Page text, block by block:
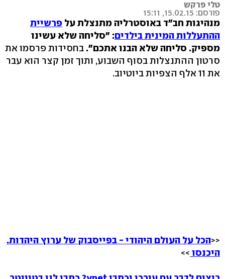
טלי פרקש
פורסם: 15.02.15, 15:11
מנהיגות חב"ד באוסטרליה מתנצלת על פרשיית
ההתעללות המינית בילדים: "סליחה שלא עשינו
מספיק. סליחה שלא הבנו אתכם". בחסידות פרסמו את
סרטון ההתנצלות בסוף השבוע, ותוך זמן קצר הוא עבר
את 11 אלף הצפיות ביוטיוב.
<<הכל על העולם היהודי - בפייסבוק של ערוץ היהדות.
היכנסו >>